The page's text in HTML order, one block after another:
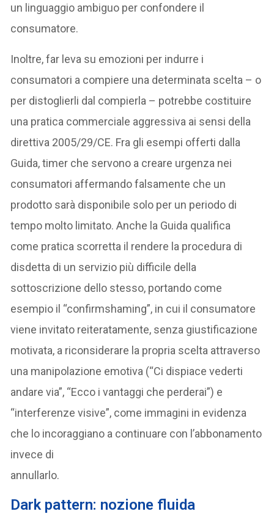
un linguaggio ambiguo per confondere il
consumatore.
Inoltre, far leva su emozioni per indurre i
consumatori a compiere una determinata scelta – o
per distoglierli dal compierla – potrebbe costituire
una pratica commerciale aggressiva ai sensi della
direttiva 2005/29/CE. Fra gli esempi offerti dalla
Guida, timer che servono a creare urgenza nei
consumatori affermando falsamente che un
prodotto sarà disponibile solo per un periodo di
tempo molto limitato. Anche la Guida qualifica
come pratica scorretta il rendere la procedura di
disdetta di un servizio più difficile della
sottoscrizione dello stesso, portando come
esempio il “confirmshaming”, in cui il consumatore
viene invitato reiteratamente, senza giustificazione
motivata, a riconsiderare la propria scelta attraverso
una manipolazione emotiva (“Ci dispiace vederti
andare via”, “Ecco i vantaggi che perderai”) e
“interferenze visive”, come immagini in evidenza
che lo incoraggiano a continuare con l’abbonamento
invece di
annullarlo.
Dark pattern: nozione fluida